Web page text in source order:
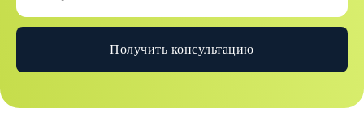
Получить консультацию